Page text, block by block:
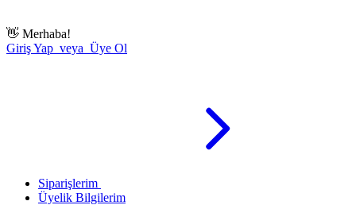
👋 Merhaba!
Giriş Yap veya Üye Ol
Siparişlerim
Üyelik Bilgilerim